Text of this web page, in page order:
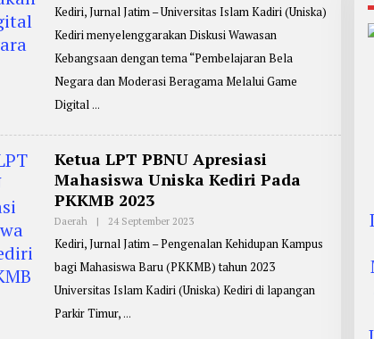
O
E
R
P
O
R
:
M
A
S
J
O
Kediri, Jurnal Jatim – Universitas Islam Kadiri (Uniska)
Kediri menyelenggarakan Diskusi Wawasan
Kebangsaan dengan tema “Pembelajaran Bela
Negara dan Moderasi Beragama Melalui Game
Digital
Ketua LPT PBNU Apresiasi
Mahasiswa Uniska Kediri Pada
PKKMB 2023
Daerah | 24 September 2023O
E
R
E
P
Kediri, Jurnal Jatim – Pengenalan Kehidupan Kampus
bagi Mahasiswa Baru (PKKMB) tahun 2023
Universitas Islam Kadiri (Uniska) Kediri di lapangan
Parkir Timur,